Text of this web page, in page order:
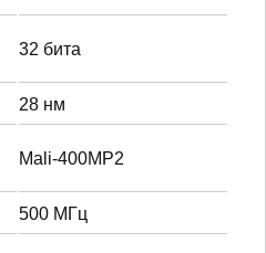
32 бита
28 нм
Mali-400MP2
500 МГц